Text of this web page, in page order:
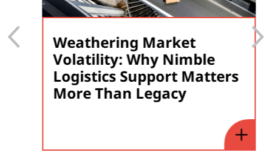
Weathering Market
Volatility: Why Nimble
Logistics Support Matters
More Than Legacy